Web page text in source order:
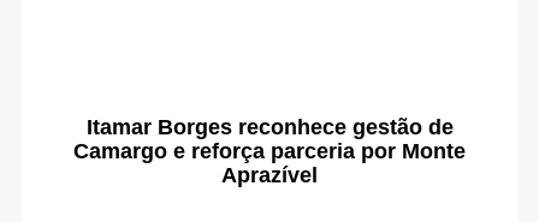
Itamar Borges reconhece gestão de
Camargo e reforça parceria por Monte
Aprazível